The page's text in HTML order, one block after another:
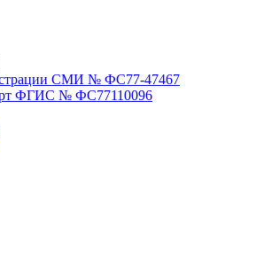
СМИ № ФС77-47467
ФГИС № ФС77110096